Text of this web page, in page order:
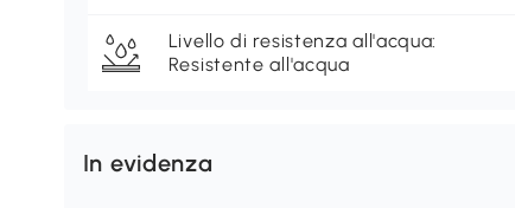
Livello di resistenza all'acqua:
Resistente all'acqua
In evidenza